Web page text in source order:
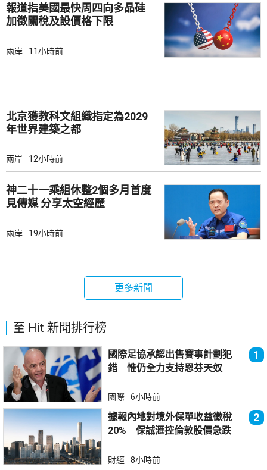
報道指美國最快周四向多晶硅
加徵關稅及設價格下限
兩岸 11小時前
北京獲教科文組織指定為2029
年世界建築之都
兩岸 12小時前
神二十一乘組休整2個多月首度
見傳媒 分享太空經歷
兩岸 19小時前
更多新聞
至 Hit 新聞排行榜
國際足協承認出售賽事計劃犯
錯 惟仍全力支持恩芬天奴
1
國際 6小時前
據報內地對境外保單收益徵稅
20% 保誠滙控倫敦股價急跌
2
財經 8小時前